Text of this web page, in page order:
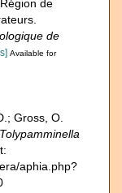
de
de
Available for
Gross, O.
Tolypamminella
aphia.php?